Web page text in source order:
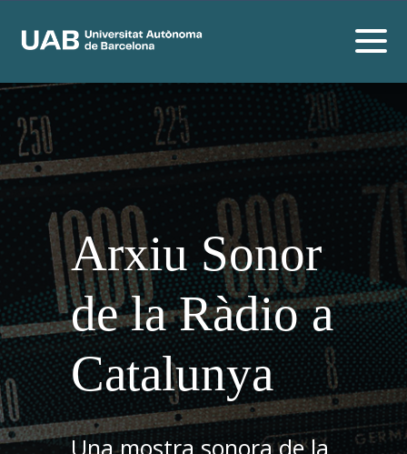
Arxiu Sonor
de la Ràdio a
Catalunya
Una mostra sonora de la